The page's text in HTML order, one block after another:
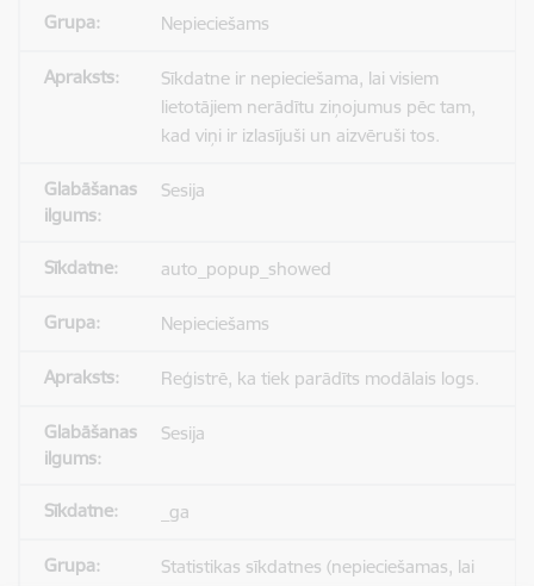
Nepieciešams
Sīkdatne ir nepieciešama, lai visiem
lietotājiem nerādītu ziņojumus pēc tam,
kad viņi ir izlasījuši un aizvēruši tos.
Sesija
auto_popup_showed
Nepieciešams
Reģistrē, ka tiek parādīts modālais logs.
Sesija
_ga
Statistikas sīkdatnes (nepieciešamas, lai